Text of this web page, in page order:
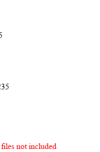
not included